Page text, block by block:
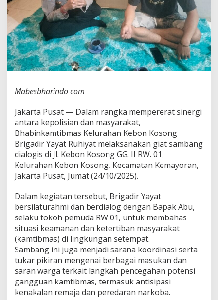
n
K
s
o
n
g
S
n
g
i
T
o
k
o
h
P
m
u
d
a
R
W
0
1
,
a
h
Mabesbharindo com
Jakarta Pusat — Dalam rangka mempererat sinergi
antara kepolisian dan masyarakat,
Bhabinkamtibmas Kelurahan Kebon Kosong
Brigadir Yayat Ruhiyat melaksanakan giat sambang
dialogis di Jl. Kebon Kosong GG. II RW. 01,
Kelurahan Kebon Kosong, Kecamatan Kemayoran,
Jakarta Pusat, Jumat (24/10/2025).
Dalam kegiatan tersebut, Brigadir Yayat
bersilaturahmi dan berdialog dengan Bapak Abu,
selaku tokoh pemuda RW 01, untuk membahas
situasi keamanan dan ketertiban masyarakat
(kamtibmas) di lingkungan setempat.
Sambang ini juga menjadi sarana koordinasi serta
tukar pikiran mengenai berbagai masukan dan
saran warga terkait langkah pencegahan potensi
gangguan kamtibmas, termasuk antisipasi
kenakalan remaja dan peredaran narkoba.